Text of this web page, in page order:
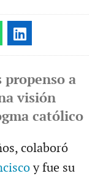
propenso a
visión
católico
colaboró
y fue su